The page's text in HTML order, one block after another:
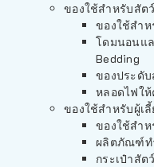
ของใช้สำหรับสัต
ของใช้สำห
โดมนอนแ
Bedding
ของประดั
หลอดไฟใ
ของใช้สำหรับผู้เ
ของใช้สำห
ผลิตภัณฑ์ท
กระเป๋าสัต